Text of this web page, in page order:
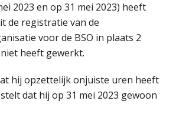
2023 en op 31 mei 2023) heeft
de registratie van de
voor de BSO in plaats 2
heeft gewerkt.
hij opzettelijk onjuiste uren heeft
dat hij op 31 mei 2023 gewoon
Online Opleiding Praktijkdiploma Loonadministratie (PDL)
PDL (NIRPA PE)